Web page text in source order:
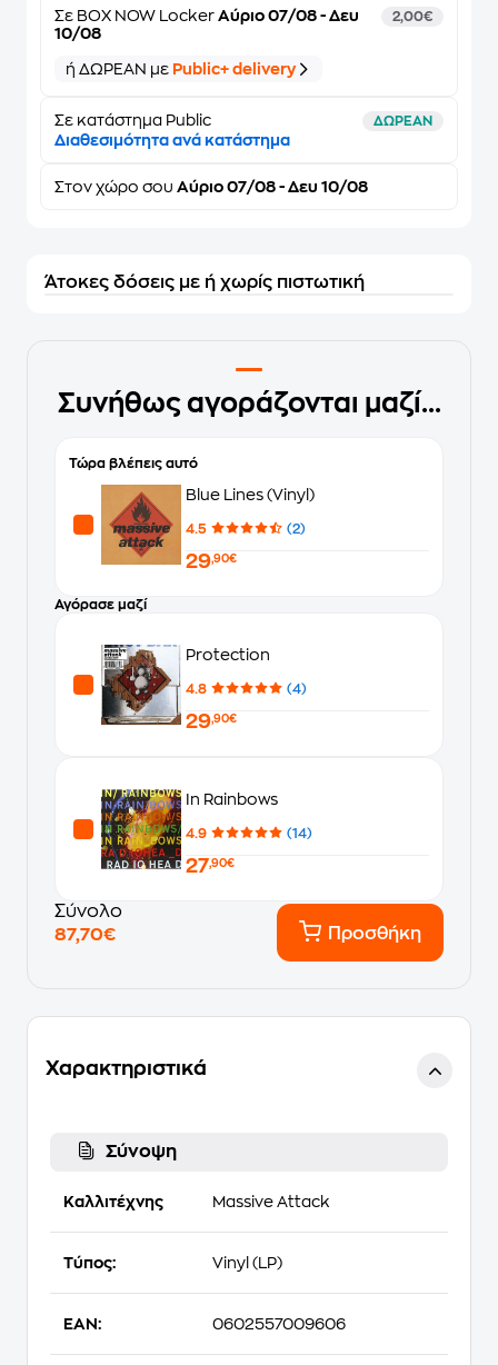
Σε BOX NOW Locker Αύριο 07/08 - Δευ
10/08
2,00€
ή ΔΩΡΕΑΝ με Public+ delivery
Σε κατάστημα Public ΔΩΡΕΑΝ
Διαθεσιμότητα ανά κατάστημα
Στον χώρο σου Αύριο 07/08 - Δευ 10/08
Άτοκες δόσεις με ή χωρίς πιστωτική
Συνήθως αγοράζονται μαζί...
Τώρα βλέπεις αυτό
Blue Lines (Vinyl)
4.5 (2)
29,90€
Αγόρασε μαζί
Protection
4.8 (4)
29,90€
In Rainbows
4.9 (14)
27,90€
Σύνολο
87,70€
Προσθήκη
Χαρακτηριστικά
Σύνοψη
Καλλιτέχνης Massive Attack
Τύπος: Vinyl (LP)
EAN: 0602557009606